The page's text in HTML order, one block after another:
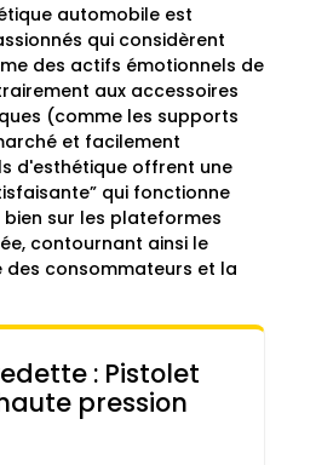
automobile est
qui considèrent
des actifs émotionnels de
aux accessoires
(comme les supports
et facilement
d'esthétique offrent une
qui fonctionne
sur les plateformes
contournant ainsi le
des consommateurs et la
: Pistolet
pression